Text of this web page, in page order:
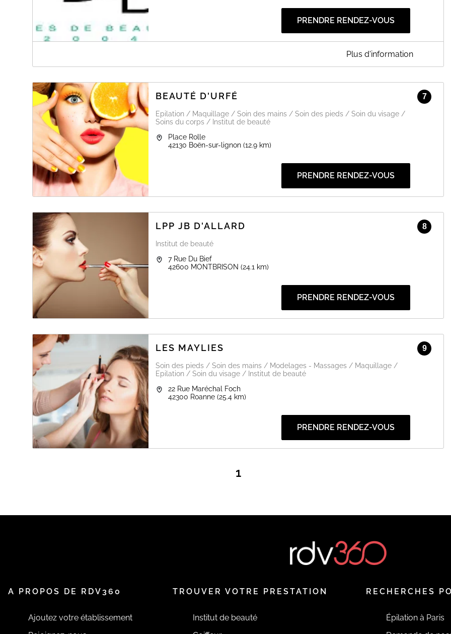
PRENDRE RENDEZ-VOUS
www.revesdebeaute.fr
Plus d'information
BEAUTÉ D'URFÉ 7
Epilation / Maquillage / Soin des mains / Soin des pieds / Soin du visage /
Soins du corps / Institut de beauté
Place Rolle
42130 Boën-sur-lignon (12.9 km)
PRENDRE RENDEZ-VOUS
LPP JB D'ALLARD 8
Institut de beauté
7 Rue Du Bief
42600 MONTBRISON (24.1 km)
PRENDRE RENDEZ-VOUS
LES MAYLIES 9
Soin des pieds / Soin des mains / Modelages - Massages / Maquillage /
Epilation / Soin du visage / Institut de beauté
22 Rue Maréchal Foch
42300 Roanne (25.4 km)
PRENDRE RENDEZ-VOUS
1
A PROPOS DE RDV360
Ajoutez votre établissement
TROUVER VOTRE PRESTATION
Institut de beauté
RECHERCHES
Épilation à Paris